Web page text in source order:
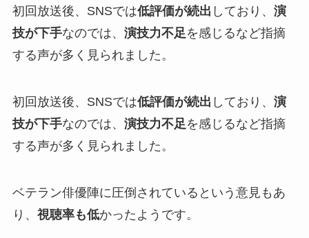
初回放送後、SNSでは低評価が続出 しており、 演
技が下手なのでは、 演技力不足を感じるなど指摘
する声が多く見られました。
初回放送後、SNSでは低評価が続出 しており、 演
技が下手なのでは、 演技力不足を感じるなど指摘
する声が多く見られました。
ベテラン俳優陣に圧倒されているという意見もあ
り、 視聴率も低かったようです。